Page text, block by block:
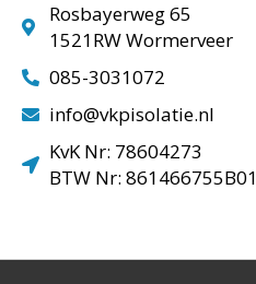
Rosbayerweg 65
1521RW Wormerveer
085-3031072
info@vkpisolatie.nl
KvK Nr: 78604273
BTW Nr: 861466755B01